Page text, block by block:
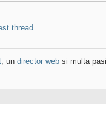
thread.
, un director web si multa